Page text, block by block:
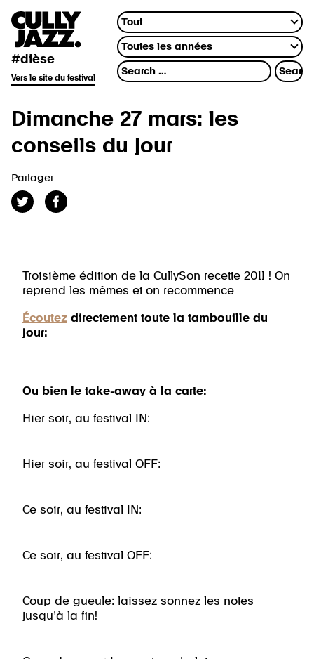
#dièse
Vers le site du festival
Dimanche 27 mars: les
conseils du jour
Partager
Troisième édition de la CullySon recette 2011 ! On
reprend les mêmes et on recommence
Écoutez directement toute la tambouille du
jour:
Ou bien le take-away à la carte:
Hier soir, au festival IN:
Hier soir, au festival OFF:
Ce soir, au festival IN:
Ce soir, au festival OFF:
Coup de gueule: laissez sonnez les notes
jusqu’à la fin!